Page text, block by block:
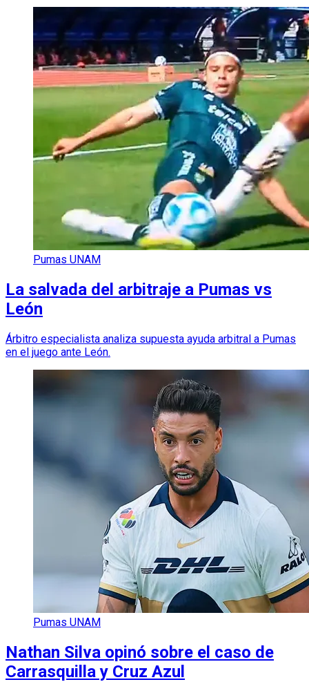
Pumas UNAM
La salvada del arbitraje a Pumas vs
León
Árbitro especialista analiza supuesta ayuda arbitral a Pumas
en el juego ante León.
Pumas UNAM
Nathan Silva opinó sobre el caso de
Carrasquilla y Cruz Azul